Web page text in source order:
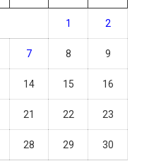
1 2
7 8 9
14 15 16
21 22 23
28 29 30